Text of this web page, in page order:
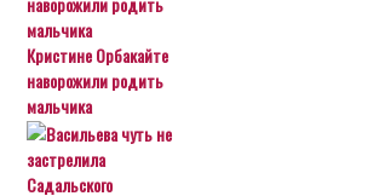
Кристине Орбакайте
наворожили родить
мальчика